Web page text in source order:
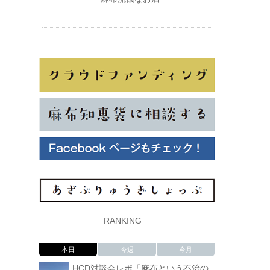
RANKING
本日 今週 今月